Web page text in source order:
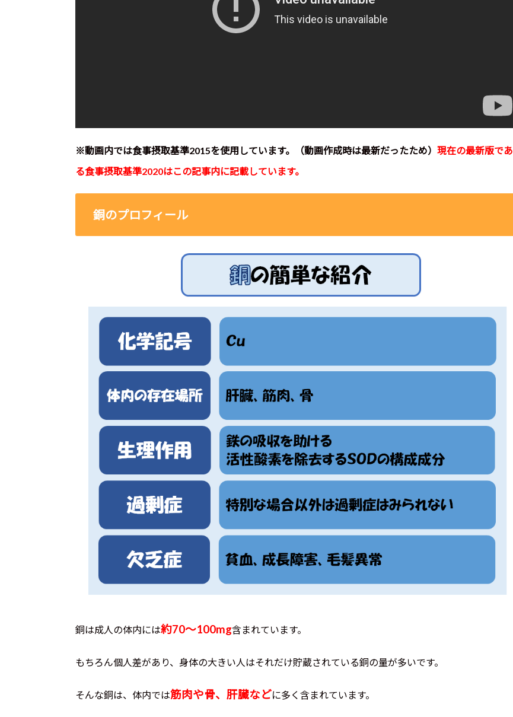
※動画内では食事摂取基準2015を使用しています。（動画作成時は最新だったため） 現在の最新版であ
る食事摂取基準2020はこの記事内に記載しています。
銅のプロフィール
銅は成人の体内には約70～100mg含まれています。
もちろん個人差があり、身体の大きい人はそれだけ貯蔵されている銅の量が多いです。
そんな銅は、体内では筋肉や骨、肝臓などに多く含まれています。